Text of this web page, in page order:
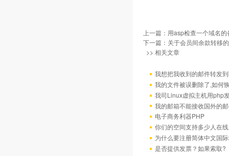
上一篇： 用asp检查一个域名
下一篇： 关于会员间余款转移
>> 相关文章
我想把我收到的邮件转发
我的文件被误删除了,如何
我司Linux虚拟主机用php
我的邮箱不能接收国外的
电子商务利器PHP
你们的空间支持多少人在
为什么要注册简体中文国
是否提供发票？如果索取?